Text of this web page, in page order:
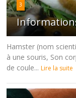
3
Hamster (nom
à une souris, Son
de coule... Lire la suite